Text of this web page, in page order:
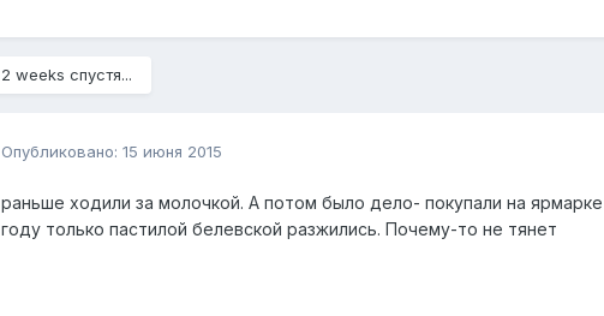
2 weeks спустя...
Опубликовано: 15 июня 2015
раньше ходили за молочкой. А потом было дело- покупали на
году только пастилой белевской разжились. Почему-то не тянет